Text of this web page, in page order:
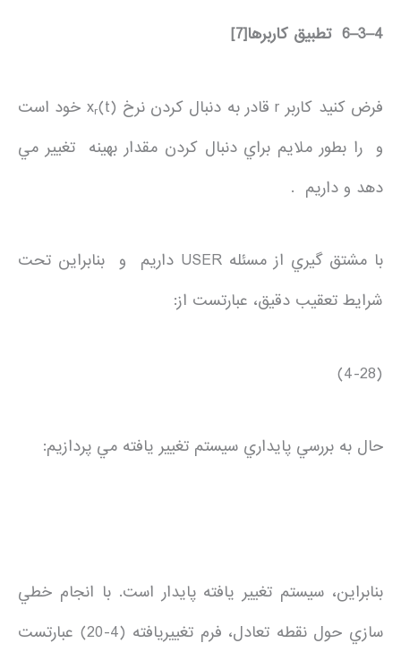
4
–
3
–
6 تطبيق كاربرها[7]
فرض كنيد كاربر r قادر به دنبال كردن نرخ x r
(t) خود است
و را بطور ملايم براي دنبال كردن مقدار بهينه تغيير مي
دهد و داريم .
با مشتق گيري از مسئله USER داريم و بنابراين تحت
شرايط تعقيب دقيق، عبارتست از:
(4-28)
حال به بررسي پايداري سيستم تغيير يافته مي پردازيم:
بنابراين، سيستم تغيير يافته پايدار است. با انجام خطي
سازي حول نقطه تعادل، فرم تغييريافته (4-20) عبارتست